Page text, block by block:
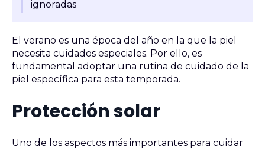
ignoradas
El verano es una época del año en la que la piel
necesita cuidados especiales. Por ello, es
fundamental adoptar una rutina de cuidado de la
piel específica para esta temporada.
Protección solar
Uno de los aspectos más importantes para cuidar